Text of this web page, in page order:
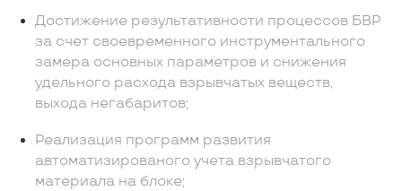
Достижение результативности процессов БВР
за счет своевременного инструментального
замера основных параметров и снижения
удельного расхода взрывчатых веществ,
выхода негабаритов;
Реализация программ развития
автоматизированого учета взрывчатого
материала на блоке;